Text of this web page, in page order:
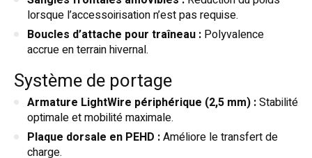
lorsque l’accessoirisation n’est pas requise.
Boucles d’attache pour traîneau : Polyvalence
accrue en terrain hivernal.
Système de portage
Armature LightWire périphérique (2,5 mm) :Stabilité
optimale et mobilité maximale.
Plaque dorsale en PEHD :Améliore le transfert de
charge.